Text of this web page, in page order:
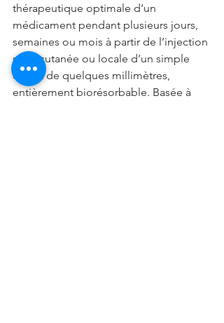
thérapeutique optimale d’un
médicament pendant plusieurs jours,
semaines ou mois à partir de l’injection
sous-cutanée ou locale d’un simple
dépôt de quelques millimètres,
entièrement biorésorbable. Basée à